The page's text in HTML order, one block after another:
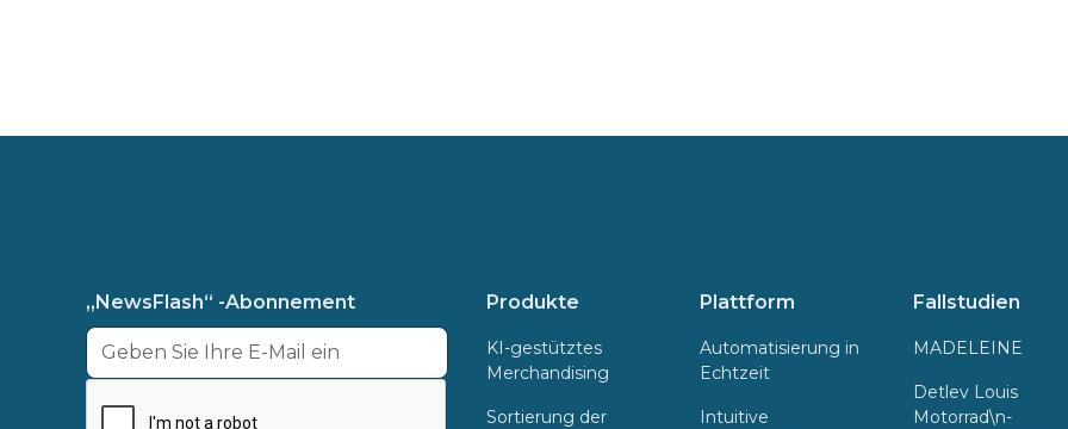
„NewsFlash“ -Abonnement Produkte
KI-gestütztes
Merchandising
Sortierung der
Plattform
Automatisierung in
Echtzeit
Intuitive
Fallstudien
MADELEINE
Detlev Louis
Motorrad\n-